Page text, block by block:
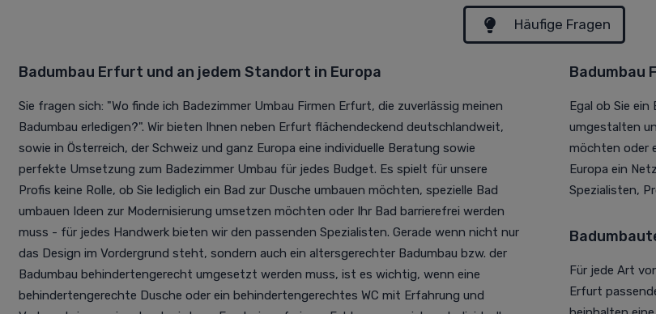
Häufige Fragen
Badumbau Erfurt und an jedem Standort in Europa
Sie fragen sich: "Wo finde ich Badezimmer Umbau Firmen Erfurt, die zuverlässig meinen
Badumbau erledigen?". Wir bieten Ihnen neben Erfurt flächendeckend deutschlandweit,
sowie in Österreich, der Schweiz und ganz Europa eine individuelle Beratung sowie
perfekte Umsetzung zum Badezimmer Umbau für jedes Budget. Es spielt für unsere
Profis keine Rolle, ob Sie lediglich ein Bad zur Dusche umbauen möchten, spezielle Bad
umbauen Ideen zur Modernisierung umsetzen möchten oder Ihr Bad barrierefrei werden
muss - für jedes Handwerk bieten wir den passenden Spezialisten. Gerade wenn nicht nur
das Design im Vordergrund steht, sondern auch ein altersgerechter Badumbau bzw. der
Badumbau behindertengerecht umgesetzt werden muss, ist es wichtig, wenn eine
behindertengerechte Dusche oder ein behindertengerechtes WC mit Erfahrung und
Badumbau
Egal ob Sie
umgestalten
möchten oder
Europa ein
Spezialisten,
Für jede Art
Erfurt